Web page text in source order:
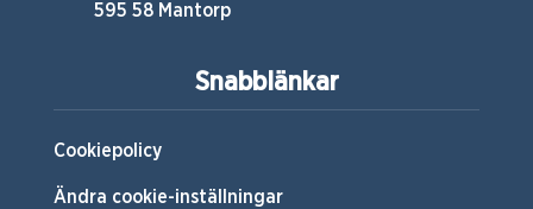
Snabblänkar
Cookiepolicy
Ändra cookie-inställningar
595 58 Mantorp